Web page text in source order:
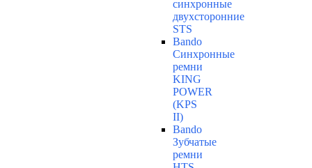
синхронные
двухсторонние
STS
Bando
Синхронные
ремни
KING
POWER
(KPS
II)
Bando
Зубчатые
ремни